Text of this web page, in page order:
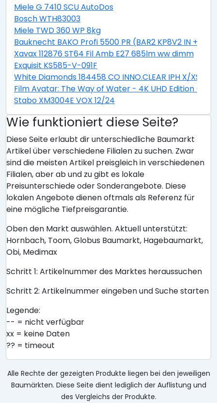
Miele G 7410 SCU AutoDos
Bosch WTH83003
Miele TWD 360 WP 8kg
Bauknecht BAKO Profi 5500 PR (BAR2 KP8V2 IN +
Xavax 112876 ST64 Fil Amb E27 685lm ww dimm
Exquisit KS585-V-091F
White Diamonds 184458 CO INNO.CLEAR IPH X/XS
Film Avatar: The Way of Water - 4K UHD Edition
Stabo XM3004E VOX 12/24
Wie funktioniert diese Seite?
Diese Seite erlaubt dir unterschiedliche Baumarkt
Artikel über verschiedene Filialen zu suchen. Zwar
sind die meisten Artikel preisgleich in verschiedenen
Filialen, aber ab und zu gibt es lokale
Preisunterschiede oder Sonderangebote. Diese
lokalen Angebote dienen oftmals als Referenz für
eine mögliche Tiefpreisgarantie.
Oben den Markt auswählen. Aktuell unterstützt:
Hornbach, Toom, Globus Baumarkt, Hagebaumarkt,
Obi, Medimax
Schritt 1: Artikelnummer des Marktes heraussuchen
Schritt 2: Artikelnummer eingeben und Suche starten
Legende:
-- = nicht verfügbar
xx = keine Daten
?? = timeout
Alle Rechte der gezeigten Produkte liegen bei den jeweiligen
Baumärkten. Diese Seite dient lediglich der Auflistung und
des Vergleichs der Produkte.